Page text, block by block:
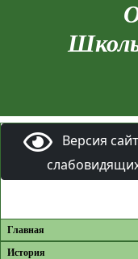
Версия
Главная
История